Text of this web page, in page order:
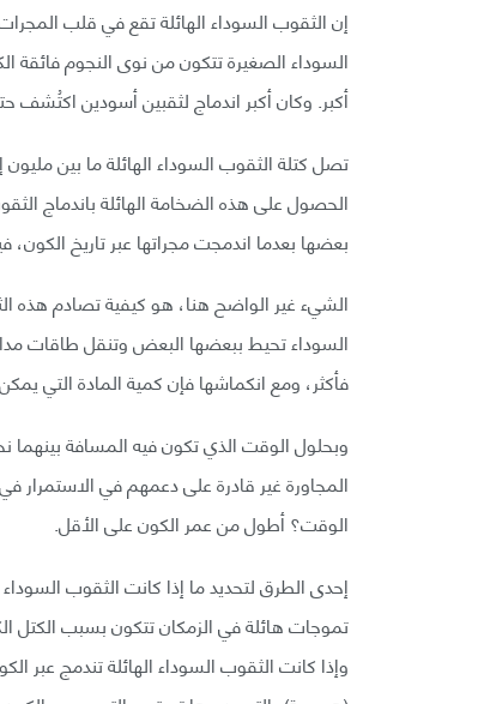
إن الثقوب السوداء الهائلة تقع في قلب
السوداء الصغيرة تتكون من نوى النجوم فائقة
أكبر. وكان أكبر اندماج لثقبين أسودين اكتُشف حتى
تصل كتلة الثقوب السوداء الهائلة ما بين
الحصول على هذه الضخامة الهائلة باندماج
بعضها بعدما اندمجت مجراتها عبر تاريخ الكون،
الشيء غير الواضح هنا، هو كيفية تصادم هذه
السوداء تحيط ببعضها البعض وتنقل طاقات
فأكثر، ومع انكماشها فإن كمية المادة التي
المجاورة غير قادرة على دعمهم في الاستمرار
الوقت؟ أطول من عمر الكون على الأقل.
إحدى الطرق لتحديد ما إذا كانت الثقوب
تموجات هائلة في الزمكان تتكون بسبب الكتل
وإذا كانت الثقوب السوداء الهائلة تندمج